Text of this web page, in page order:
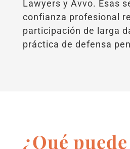
Lawyers y Avvo. Esas
confianza profesional
participación de larga
práctica de defensa
¿Qué